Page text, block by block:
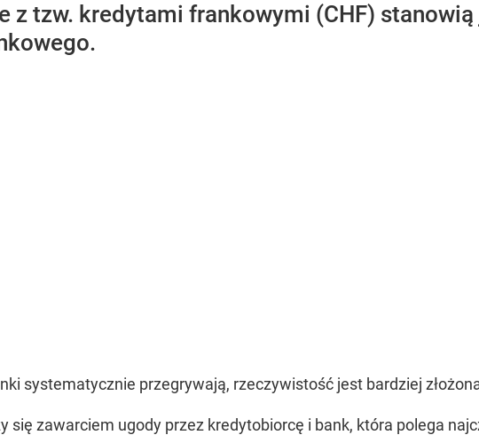
z tzw. kredytami frankowymi (CHF)
systematycznie przegrywają, rzeczywistość jest bardziej
się zawarciem ugody przez kredytobiorcę i bank, która polega